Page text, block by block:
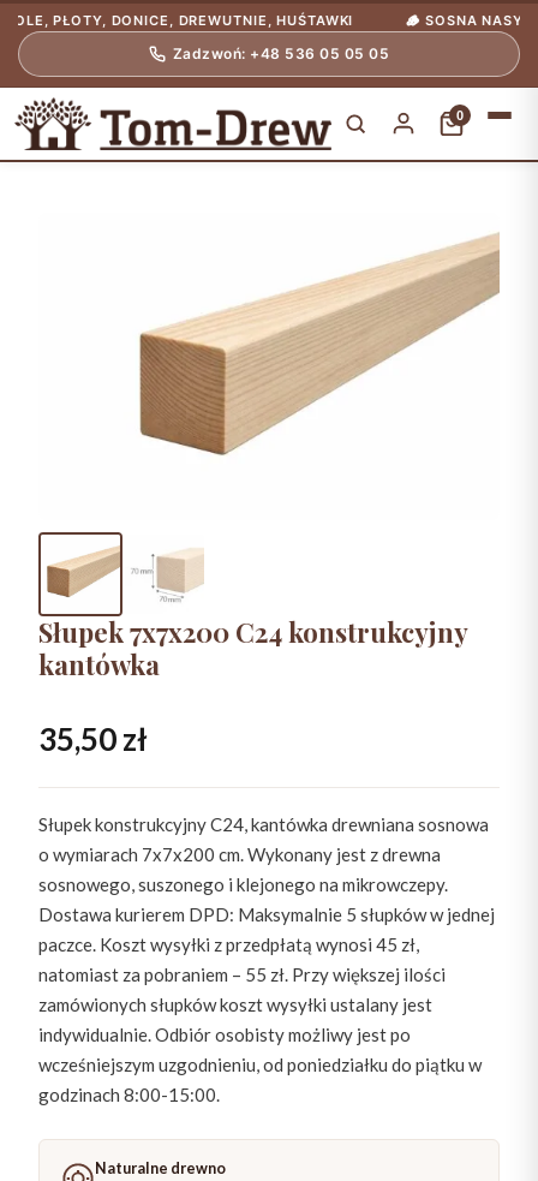
PŁOTY, DONICE, DREWUTNIE, HUŚTAWKI 🪵 SOSNA NASYCONA
Zadzwoń: +48 536 05 05 05
0
Słupek 7x7x200 C24 konstrukcyjny
kantówka
35,50zł
Słupek konstrukcyjny C24, kantówka drewniana sosnowa
o wymiarach 7x7x200 cm. Wykonany jest z drewna
sosnowego, suszonego i klejonego na mikrowczepy.
Dostawa kurierem DPD: Maksymalnie 5 słupków w jednej
paczce. Koszt wysyłki z przedpłatą wynosi 45 zł,
natomiast za pobraniem – 55 zł. Przy większej ilości
zamówionych słupków koszt wysyłki ustalany jest
indywidualnie. Odbiór osobisty możliwy jest po
wcześniejszym uzgodnieniu, od poniedziałku do piątku w
godzinach 8:00-15:00.
Naturalne drewno